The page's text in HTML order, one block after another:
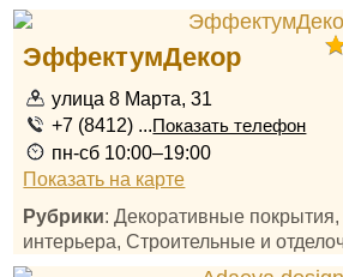
ЭффектумДекор
улица 8 Марта, 31
+7 (8412) ...Показать телефон
пн-сб 10:00–19:00
Показать на карте
Рубрики: Декоративные
интерьера, Строительные и